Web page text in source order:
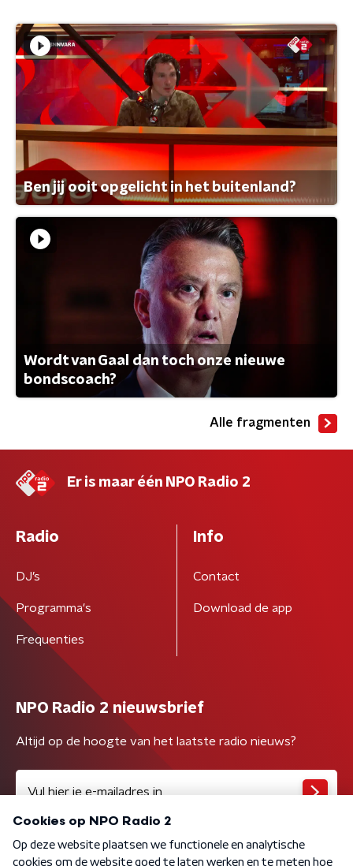
Ben jij ooit opgelicht in het buitenland?
Wordt van Gaal dan toch onze nieuwe
bondscoach?
Alle fragmenten
Er is maar één NPO Radio 2
Radio
DJ’s
Programma's
Frequenties
Info
Contact
Download de app
NPO Radio 2 nieuwsbrief
Altijd op de hoogte van het laatste radio nieuws?